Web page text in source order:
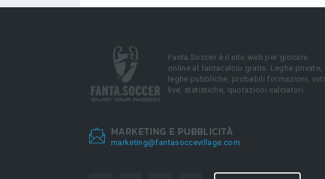
Fanta.Soccer è il sito web per giocare
online al fantacalcio gratis. Leghe private,
leghe pubbliche, probabili formazioni, voti
live, statistiche, quotazioni calciatori.
MARKETING E PUBBLICITÀ
marketing@fantasoccevillage.com